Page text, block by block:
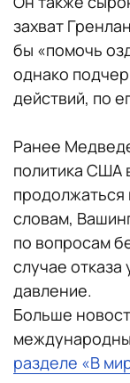
захват
бы «помочь
однако
действий, по
Ранее
политика США
словам,
по вопросам
случае отказа
давление.
Больше
разделе «В